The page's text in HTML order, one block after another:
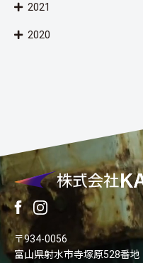
2021
2020
〒934-0056
富山県射水市寺塚原528番地